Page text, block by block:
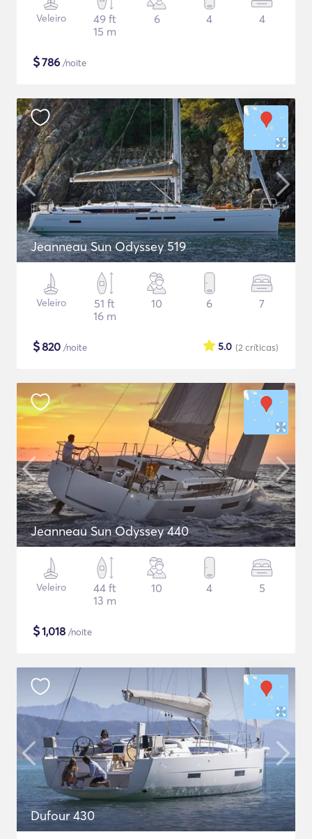
Veleiro
49 ft
15 m
6 4 4
$786 /noite
Jeanneau Sun Odyssey 519
Veleiro
51 ft
16 m
10 6 7
$820 /noite (2 críticas)
5.0
Jeanneau Sun Odyssey 440
Veleiro
44 ft
13 m
10 4 5
$1,018 /noite
Dufour 430